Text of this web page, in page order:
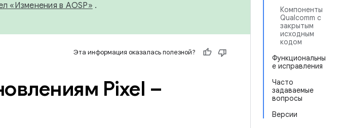
Компоненты
Qualcomm с
закрытым
исходным
кодом
Функциональны
е исправления
Часто
задаваемые
вопросы
Версии
«Изменения в AOSP» .
Эта информация оказалась полезной?
Pixel –